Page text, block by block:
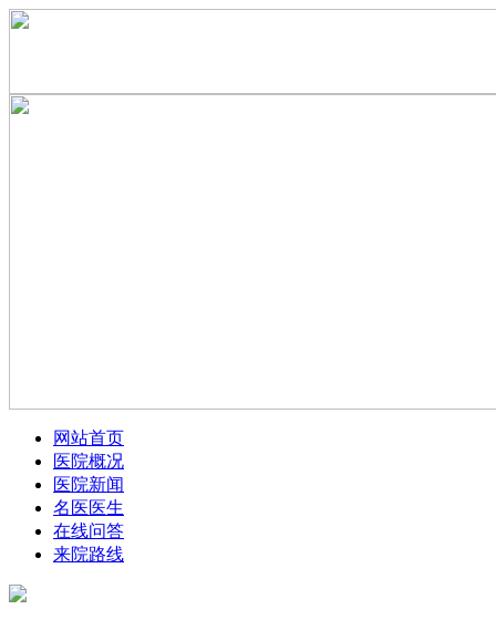
网站首页
医院概况
医院新闻
名医医生
在线问答
来院路线